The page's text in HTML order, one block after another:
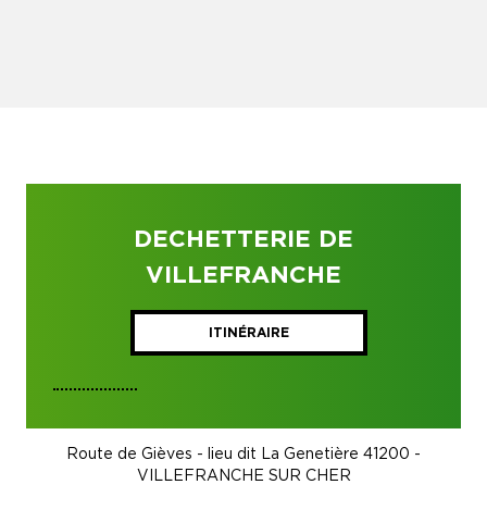
DECHETTERIE DE
VILLEFRANCHE
ITINÉRAIRE
Route de Gièves - lieu dit La Genetière 41200 -
VILLEFRANCHE SUR CHER